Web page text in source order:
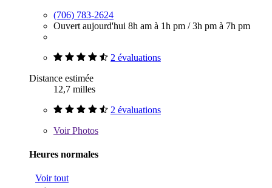
(706) 783-2624
Ouvert aujourd'hui 8h am à 1h pm /3h pm à 7h pm
2 évaluations
Distance estimée
12,7 milles
2 évaluations
VoirPhotos
Heures normales
Voir tout